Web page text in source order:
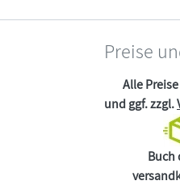
Preise
Alle
und ggf. zzgl.
Buch